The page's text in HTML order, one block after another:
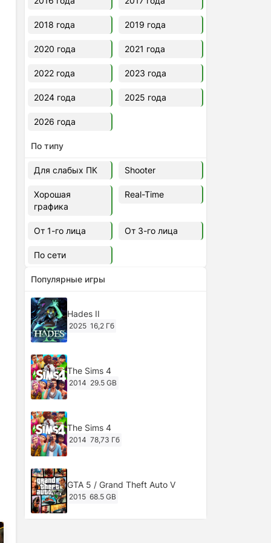
2018 года 2019 года
2020 года 2021 года
2022 года 2023 года
2024 года 2025 года
2026 года
По типу
Для слабых ПК Shooter
Хорошая
графика
Real-Time
От 1-го лица От 3-го лица
По сети
Популярные игры
Hades II
2025 16,2 Гб
The Sims 4
2014 29.5 GB
The Sims 4
2014 78,73 Гб
GTA 5 / Grand Theft Auto V
2015 68.5 GB